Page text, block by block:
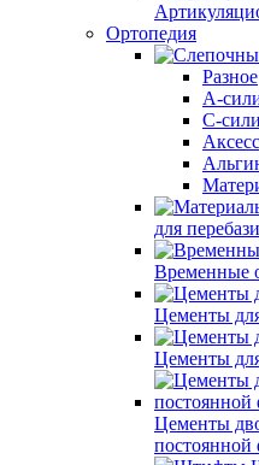
Ортопедия
Разное
А-
С-
для
Временные
Цементы
Цементы
Цементы
постоянной